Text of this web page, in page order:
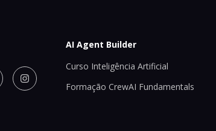
AI Agent Builder
Curso Inteligência Artificial
Formação CrewAI Fundamentals